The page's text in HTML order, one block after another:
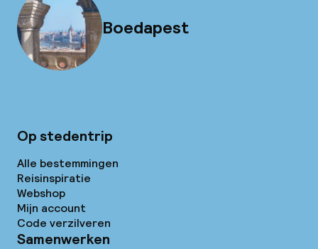
Boedapest
Op stedentrip
Alle bestemmingen
Reisinspiratie
Webshop
Mijn account
Code verzilveren
Samenwerken